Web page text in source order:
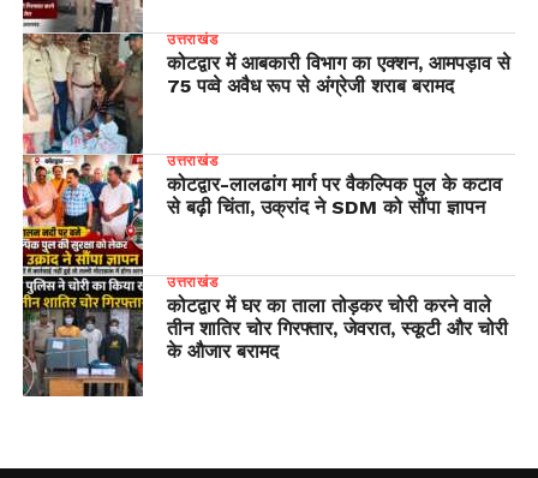
उत्तराखंड
कोटद्वार में आबकारी विभाग का एक्शन, आमपड़ाव से
75 पव्वे अवैध रूप से अंग्रेजी शराब बरामद
उत्तराखंड
​कोटद्वार-लालढांग मार्ग पर वैकल्पिक पुल के कटाव
से बढ़ी चिंता, उक्रांद ने SDM को सौंपा ज्ञापन
उत्तराखंड
कोटद्वार में घर का ताला तोड़कर चोरी करने वाले
तीन शातिर चोर गिरफ्तार, जेवरात, स्कूटी और चोरी
के औजार बरामद